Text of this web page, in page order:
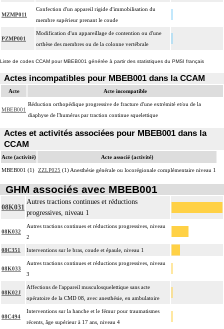
MZMP011
Confection d'un appareil rigide d'immobilisation du
membre supérieur prenant le coude
PZMP001
Modification d'un appareillage de contention ou d'une
orthèse des membres ou de la colonne vertébrale
Liste de codes CCAM pour MBEB001 générée à partir des statistiques du PMSI français
Actes incompatibles pour MBEB001 dans la CCAM
Acte Acte incompatible
MBEB001
Réduction orthopédique progressive de fracture d'une extrémité et/ou de la
diaphyse de l'humérus par traction continue squelettique
Actes et activités associées pour MBEB001 dans la
CCAM
Acte (activité) Acte associé (activité)
MBEB001 (1) ZZLP025 (1) Anesthésie générale ou locorégionale complémentaire niveau 1
GHM associés avec MBEB001
08K031
Autres tractions continues et réductions
progressives, niveau 1
08K032
Autres tractions continues et réductions progressives, niveau
2
08C351 Interventions sur le bras, coude et épaule, niveau 1
08K033
Autres tractions continues et réductions progressives, niveau
3
08K02J
Affections de l'appareil musculosquelettique sans acte
opératoire de la CMD 08, avec anesthésie, en ambulatoire
08C494
Interventions sur la hanche et le fémur pour traumatismes
récents, âge supérieur à 17 ans, niveau 4